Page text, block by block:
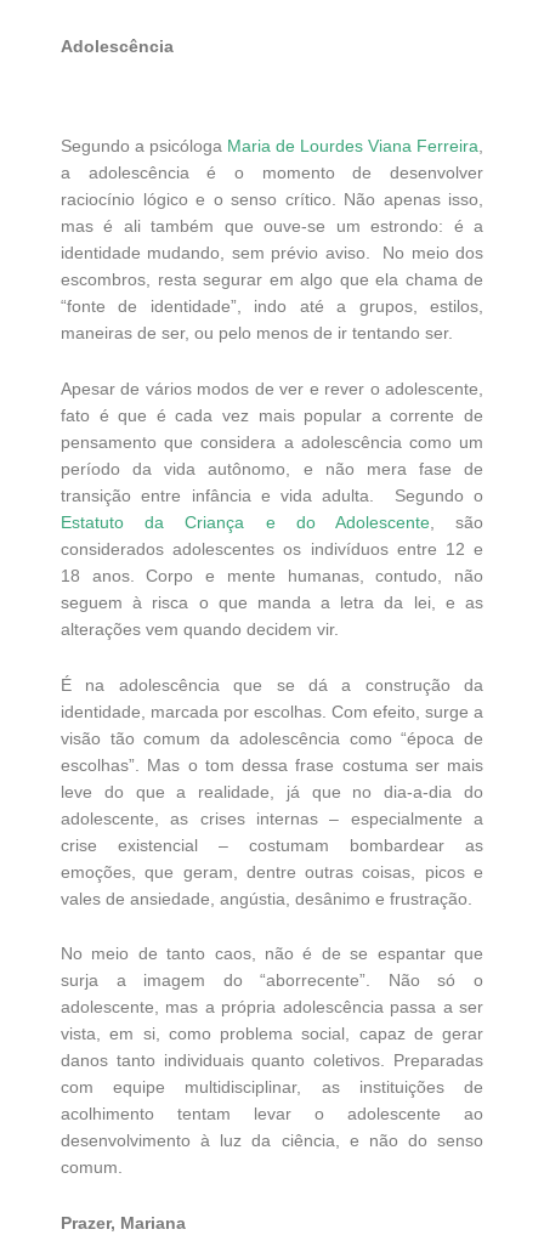
Adolescência
Segundo a psicóloga Maria de Lourdes Viana Ferreira
a adolescência é o momento de desenvolver
raciocínio lógico e o senso crítico. Não apenas isso,
mas é ali também que ouve-se um estrondo: é a
identidade mudando, sem prévio aviso. No meio dos
escombros, resta segurar em algo que ela chama de
“fonte de identidade”, indo até a grupos, estilos,
maneiras de ser, ou pelo menos de ir tentando ser.
Apesar de vários modos de ver e rever o adolescente,
fato é que é cada vez mais popular a corrente de
pensamento que considera a adolescência como um
período da vida autônomo, e não mera fase de
transição entre infância e vida adulta. Segundo o
Estatuto da Criança e do Adolescente, são
considerados adolescentes os indivíduos entre 12 e
18 anos. Corpo e mente humanas, contudo, não
seguem à risca o que manda a letra da lei, e as
alterações vem quando decidem vir.
É na adolescência que se dá a construção da
identidade, marcada por escolhas. Com efeito, surge a
visão tão comum da adolescência como “época de
escolhas”. Mas o tom dessa frase costuma ser mais
leve do que a realidade, já que no dia-a-dia do
adolescente, as crises internas – especialmente a
crise existencial – costumam bombardear as
emoções, que geram, dentre outras coisas, picos e
vales de ansiedade, angústia, desânimo e frustração.
No meio de tanto caos, não é de se espantar que
surja a imagem do “aborrecente”. Não só o
adolescente, mas a própria adolescência passa a ser
vista, em si, como problema social, capaz de gerar
danos tanto individuais quanto coletivos. Preparadas
com equipe multidisciplinar, as instituições de
acolhimento tentam levar o adolescente ao
desenvolvimento à luz da ciência, e não do senso
comum.
Prazer, Mariana